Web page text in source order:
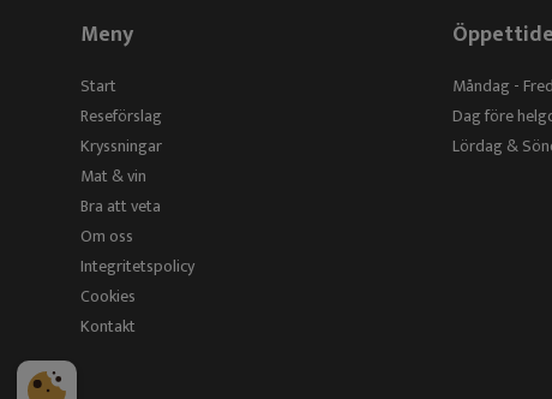
Meny
Start
Reseförslag
Kryssningar
Mat & vin
Bra att veta
Om oss
Integritetspolicy
Cookies
Kontakt
Måndag -
Dag före
Lördag &